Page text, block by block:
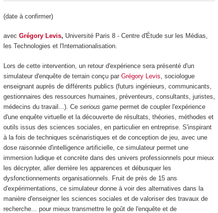
(date à confirmer)
avec Grégory Levis, Université Paris 8 - Centre d'Étude sur les Médias,
les Technologies et l'Internationalisation.
Lors de cette intervention, un retour d'expérience sera présenté d'un
simulateur d'enquête de terrain conçu par Grégory Levis , sociologue
enseignant auprès de différents publics (futurs ingénieurs, communicants,
gestionnaires des ressources humaines, préventeurs, consultants, juristes,
médecins du travail...). Ce serious game permet de coupler l'expérience
d'une enquête virtuelle et la découverte de résultats, théories, méthodes et
outils issus des sciences sociales, en particulier en entreprise. S'inspirant
à la fois de techniques scénaristiques et de conception de jeu, avec une
dose raisonnée d'intelligence artificielle, ce simulateur permet une
immersion ludique et concrète dans des univers professionnels pour mieux
les décrypter, aller derrière les apparences et débusquer les
dysfonctionnements organisationnels. Fruit de près de 15 ans
d'expérimentations, ce simulateur donne à voir des alternatives dans la
manière d'enseigner les sciences sociales et de valoriser des travaux de
recherche... pour mieux transmettre le goût de l'enquête et de